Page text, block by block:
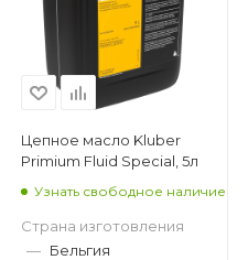
Цепное масло Kluber
Primium Fluid Special, 5л
Узнать свободное наличие
Страна изготовления
— Бельгия